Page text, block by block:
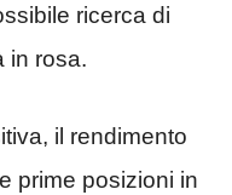
ricerca di
in rosa.
il rendimento
prime posizioni in